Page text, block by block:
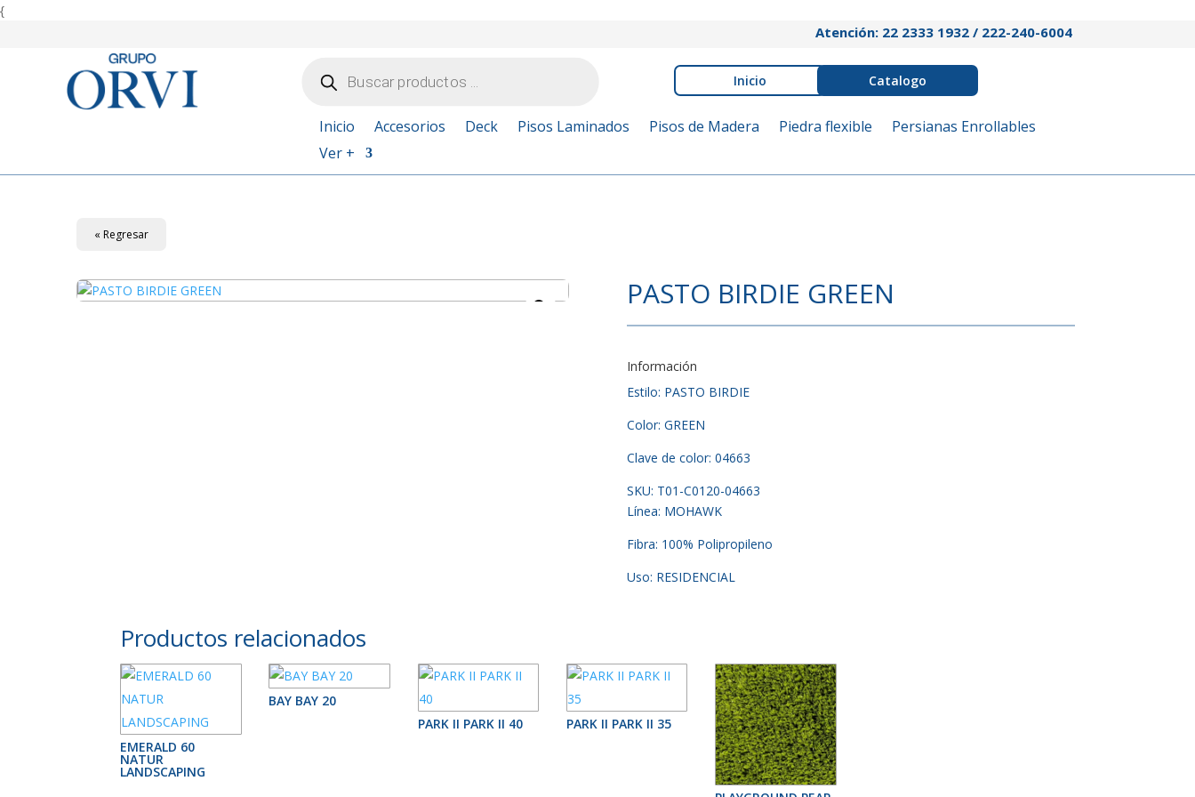
{
Atención: 22 2333 1932 / 222-240-6004
productos Inicio Catalogo
Inicio Accesorios Deck Pisos Laminados Pisos de Madera Piedra flexible
Persianas Enrollables
Ver +
« Regresar
PASTO BIRDIE GREEN
Información
Estilo: PASTO BIRDIE
Color: GREEN
Clave de color: 04663
SKU: T01-C0120-04663
Línea: MOHAWK
Fibra: 100% Polipropileno
Uso: RESIDENCIAL
Productos relacionados
EMERALD 60
NATUR
LANDSCAPING
BAY BAY 20
PARK II PARK II 40
PARK II PARK II 35